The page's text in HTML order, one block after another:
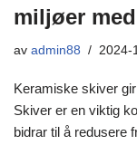
miljøer
av admin88 2024-
Keramiske skiver
Skiver er en viktig
bidrar til å redusere